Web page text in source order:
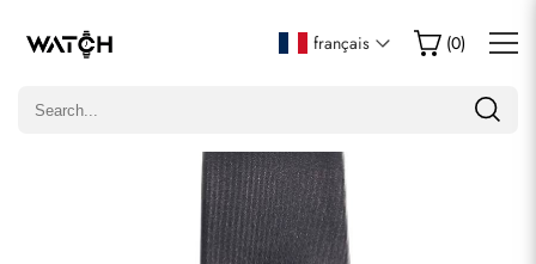
français (0)
Écrire un commentaire
Seuls les clients ayant acheté cet article sont autorisés à